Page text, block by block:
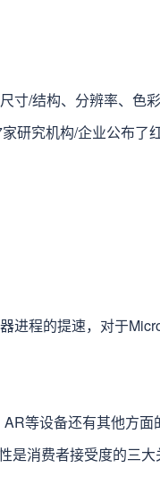
寸/结构、分辨率、色
研究机构/企业公布了
进程的提速，对于
等设备还有其他方面
是消费者接受度的三大